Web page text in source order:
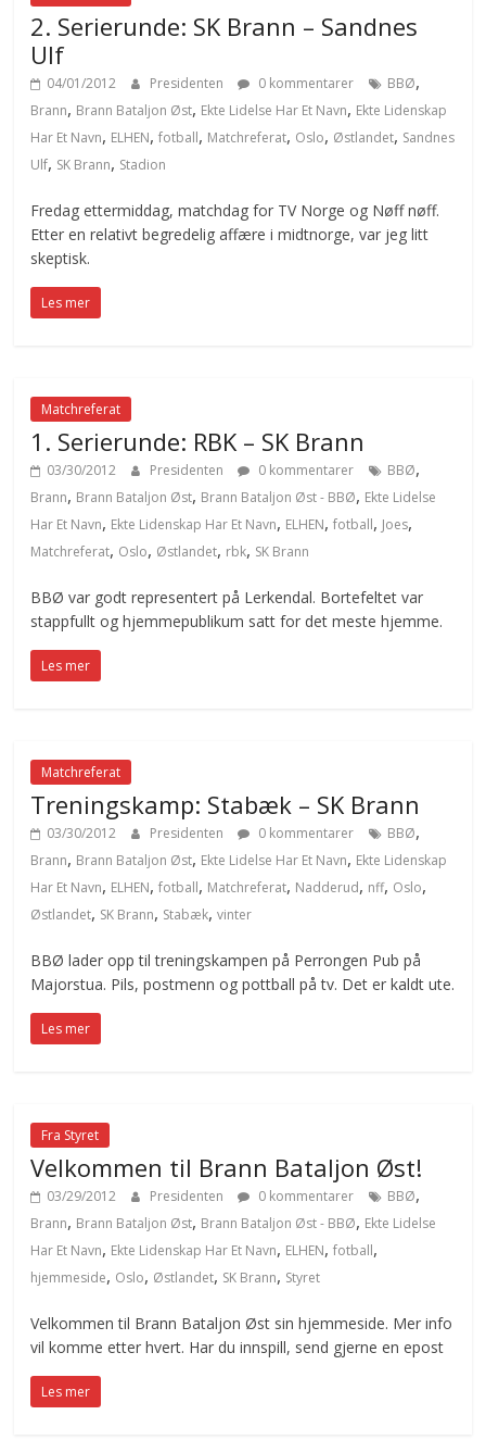
2. Serierunde: SK Brann – Sandnes
Ulf
04/01/2012 Presidenten 0 kommentarer BBØ,
Brann, Brann Bataljon Øst, Ekte Lidelse Har Et Navn, Ekte Lidenskap
Har Et Navn, ELHEN,fotball, Matchreferat, Oslo, Østlandet, Sandnes
Ulf, SK Brann, Stadion
Fredag ettermiddag, matchdag for TV Norge og Nøff nøff.
Etter en relativt begredelig affære i midtnorge, var jeg litt
skeptisk.
Les mer
Matchreferat
1. Serierunde: RBK – SK Brann
03/30/2012 Presidenten 0 kommentarer BBØ,
Brann, Brann Bataljon Øst, Brann Bataljon Øst - BBØ, Ekte Lidelse
Har Et Navn, Ekte Lidenskap Har Et Navn, ELHEN,fotball, Joes,
Matchreferat, Oslo, Østlandet, rbk, SK Brann
BBØ var godt representert på Lerkendal. Bortefeltet var
stappfullt og hjemmepublikum satt for det meste hjemme.
Les mer
Matchreferat
Treningskamp: Stabæk – SK Brann
03/30/2012 Presidenten 0 kommentarer BBØ,
Brann, Brann Bataljon Øst, Ekte Lidelse Har Et Navn, Ekte Lidenskap
Har Et Navn, ELHEN,fotball, Matchreferat, Nadderud, nff, Oslo,
Østlandet, SK Brann, Stabæk,vinter
BBØ lader opp til treningskampen på Perrongen Pub på
Majorstua. Pils, postmenn og pottball på tv. Det er kaldt ute.
Les mer
Fra Styret
Velkommen til Brann Bataljon Øst!
03/29/2012 Presidenten 0 kommentarer BBØ,
Brann, Brann Bataljon Øst, Brann Bataljon Øst - BBØ, Ekte Lidelse
Har Et Navn, Ekte Lidenskap Har Et Navn, ELHEN,fotball,
hjemmeside, Oslo, Østlandet, SK Brann, Styret
Velkommen til Brann Bataljon Øst sin hjemmeside. Mer info
vil komme etter hvert. Har du innspill, send gjerne en epost
Les mer